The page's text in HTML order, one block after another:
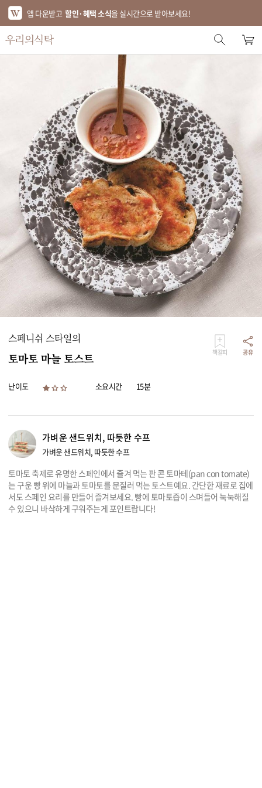
앱 다운받고 할인·혜택 소식을 실시간으로 받아보세요!
스토어 홈
에디터 추천
한정특가
베스트
신상품
기획전
브랜드
푸드
키친
리빙
가전
스페니쉬 스타일의
토마토 마늘 토스트 책갈피 공유
난이도 소요시간 15분
가벼운 샌드위치, 따듯한 수프
가벼운 샌드위치, 따듯한 수프
토마토 축제로 유명한 스페인에서 즐겨 먹는 판 콘 토마테(pan con tomate)
는 구운 빵 위에 마늘과 토마토를 문질러 먹는 토스트예요. 간단한 재료로 집에
서도 스페인 요리를 만들어 즐겨보세요. 빵에 토마토즙이 스며들어 눅눅해질
수 있으니 바삭하게 구워주는게 포인트랍니다!